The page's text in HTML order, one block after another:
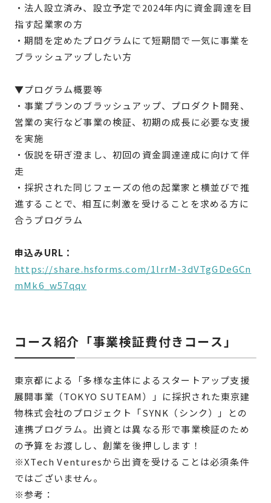
・法人設立済み、設立予定で2024年内に資金調達を目
指す起業家の方
・期間を定めたプログラムにて短期間で一気に事業を
ブラッシュアップしたい方
▼プログラム概要等
・事業プランのブラッシュアップ、プロダクト開発、
営業の実行など事業の検証、初期の成長に必要な支援
を実施
・仮説を研ぎ澄まし、初回の資金調達達成に向けて伴
走
・採択された同じフェーズの他の起業家と横並びで推
進することで、相互に刺激を受けることを求める方に
合うプログラム
申込みURL：
https://share.hsforms.com/1lrrM-3dVTgGDeGCn
mMk6_w57qqv
コース紹介「事業検証費付きコース」
東京都による「多様な主体によるスタートアップ⽀援
展開事業（TOKYO SUTEAM）」に採択された東京建
物株式会社のプロジェクト「SYNK（シンク）」との
連携プログラム。出資とは異なる形で事業検証のため
の予算をお渡しし、創業を後押しします！
※XTech Venturesから出資を受けることは必須条件
ではございません。
※参考：